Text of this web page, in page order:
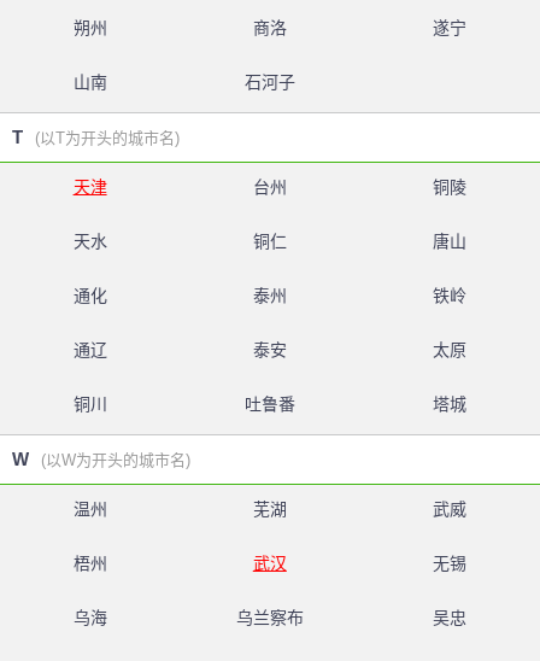
朔州 商洛 遂宁
山南 石河子
T (以T为开头的城市名)
天津 台州 铜陵
天水 铜仁 唐山
通化 泰州 铁岭
通辽 泰安 太原
铜川 吐鲁番 塔城
W (以W为开头的城市名)
温州 芜湖 武威
梧州 武汉 无锡
乌海 乌兰察布 吴忠